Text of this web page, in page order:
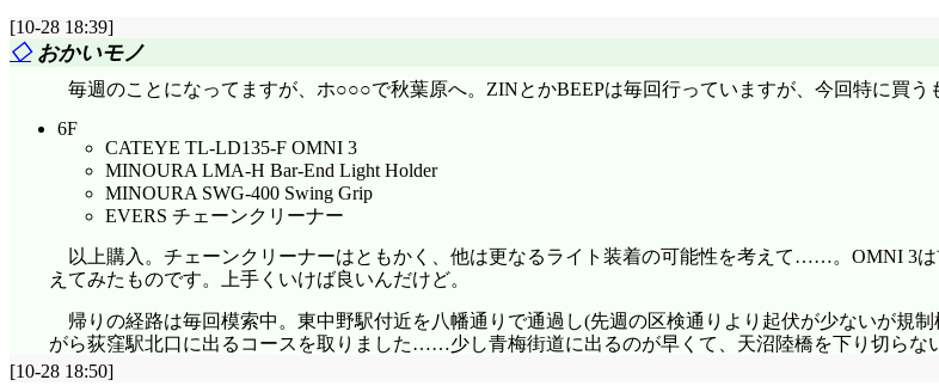
[10-28 18:39]
◇おかいモノ
毎週のことになってますが、ホ○○○で秋葉原へ。ZINとかBEEPは毎回行っていますが、今回特に買
6F
CATEYE TL-LD135-F OMNI 3
MINOURA LMA-H Bar-End Light Holder
MINOURA SWG-400 Swing Grip
EVERS チェーンクリーナー
以上購入。チェーンクリーナーはともかく、他は更なるライト装着の可能性を考えて……。OMNI 3
えてみたものです。上手くいけば良いんだけど。
帰りの経路は毎回模索中。東中野駅付近を八幡通りで通過し(先週の区検通りより起伏が少ないが規
がら荻窪駅北口に出るコースを取りました……少し青梅街道に出るのが早くて、天沼陸橋を下り切ら
[10-28 18:50]